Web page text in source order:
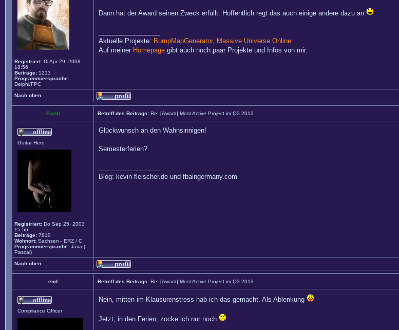
Registriert: Di Apr 29, 2008
18:56
Beiträge: 1213
Programmiersprache:
Delphi/FPC
Dann hat der Award seinen Zweck erfüllt. Hoffentlich regt das auch einige andere dazu an
Aktuelle Projekte: BumpMapGenerator, Massive Universe Online
Auf meiner Homepage gibt auch noch paar Projekte und Infos von mir.
Nach oben
Flash Betreff des Beitrags: Re: [Award] Most Active Project im Q3 2013
Guitar Hero
Registriert: Do Sep 25, 2003
15:56
Beiträge: 7810
Wohnort: Sachsen - ERZ / C
Programmiersprache: Java (,
Pascal)
Glückwunsch an den Wahnsinnigen!
Semesterferien?
Blog: kevin-fleischer.de und fbaingermany.com
Nach oben
end Betreff des Beitrags: Re: [Award] Most Active Project im Q3 2013
Compliance Officer
Nein, mitten im Klausurenstress hab ich das gemacht. Als Ablenkung
Jetzt, in den Ferien, zocke ich nur noch